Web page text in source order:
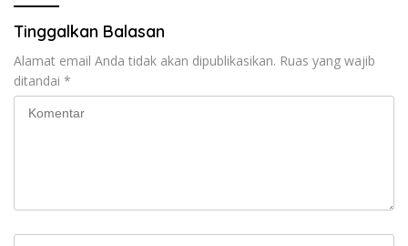
Tinggalkan Balasan
Alamat email Anda tidak akan dipublikasikan. Ruas yang wajib
ditandai *